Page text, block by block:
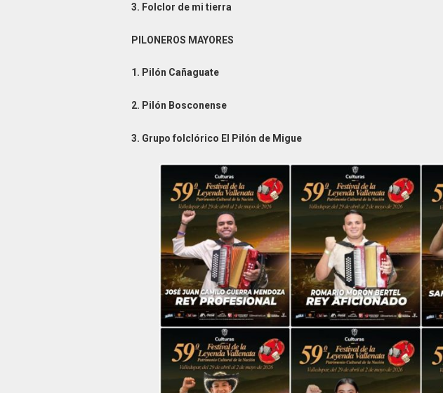
3. Folclor de mi tierra
PILONEROS MAYORES
1. Pilón Cañaguate
2. Pilón Bosconense
3. Grupo folclórico El Pilón de Migue